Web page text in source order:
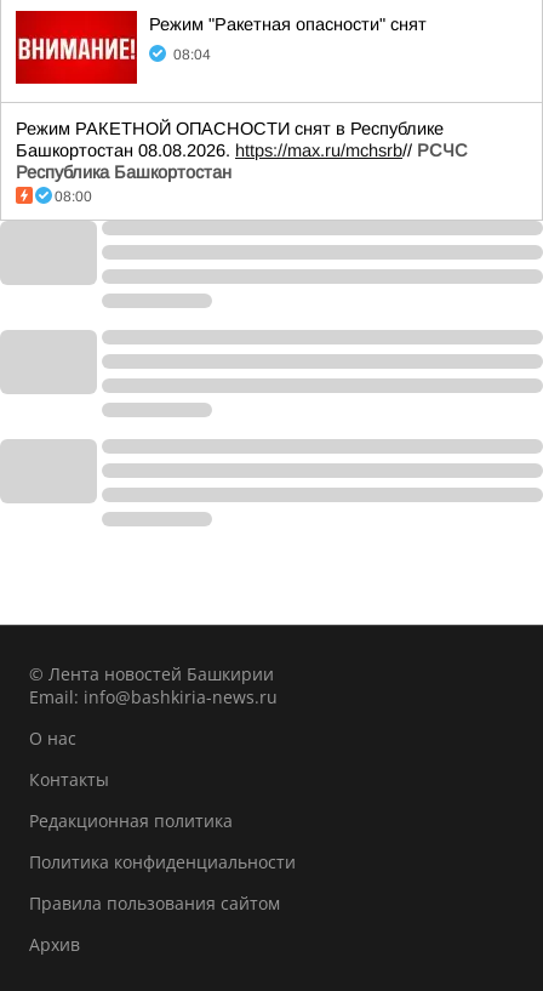
Режим "Ракетная опасности" снят
08:04
Режим РАКЕТНОЙ ОПАСНОСТИ снят в Республике
Башкортостан 08.08.2026. https://max.ru/mchsrb// РСЧС
Республика Башкортостан
08:00
© Лента новостей Башкирии
Email: info@bashkiria-news.ru
О нас
Контакты
Редакционная политика
Политика конфиденциальности
Правила пользования сайтом
Архив